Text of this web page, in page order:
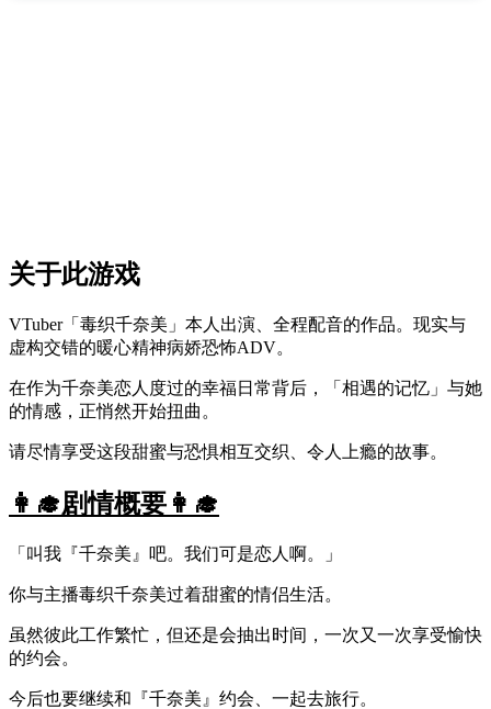
关于此游戏
VTuber「毒织千奈美」本人出演、全程配音的作品。现实与
虚构交错的暖心精神病娇恐怖ADV。
在作为千奈美恋人度过的幸福日常背后，「相遇的记忆」与她
的情感，正悄然开始扭曲。
请尽情享受这段甜蜜与恐惧相互交织、令人上瘾的故事。
👩‍🎓剧情概要👩‍🎓
「叫我『千奈美』吧。我们可是恋人啊。」
你与主播毒织千奈美过着甜蜜的情侣生活。
虽然彼此工作繁忙，但还是会抽出时间，一次又一次享受愉快
的约会。
今后也要继续和『千奈美』约会、一起去旅行。